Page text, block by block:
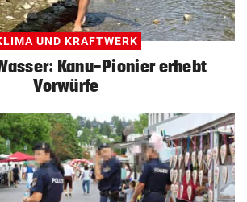
UND KRAFTWERK
Kanu-Pionier erhebt
Vorwürfe